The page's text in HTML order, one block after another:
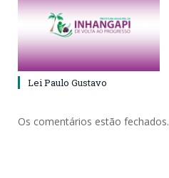
Lei Paulo Gustavo
Os comentários estão fechados.